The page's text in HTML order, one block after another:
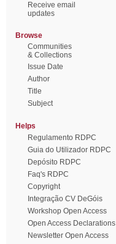
Receive email
updates
Browse
Communities
& Collections
Issue Date
Author
Title
Subject
Helps
Regulamento RDPC
Guia do Utilizador RDPC
Depósito RDPC
Faq's RDPC
Copyright
Integração CV DeGóis
Workshop Open Access
Open Access Declarations
Newsletter Open Access